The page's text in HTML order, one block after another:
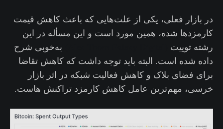
در بازار فعلی، یکی از علت‌هایی که باعث کاهش قیمت
کارمزدها شده، همین مورد است و این مسأله در این
رشته توییت
به‌خوبی شرح
داده شده است. البته باید توجه داشت که کاهش تقاضا
برای فضای بلاک و کاهش فعالیت شبکه در اثر بازار
خرسی، مهم‌ترین عامل کاهش کارمزد تراکنش هاست.